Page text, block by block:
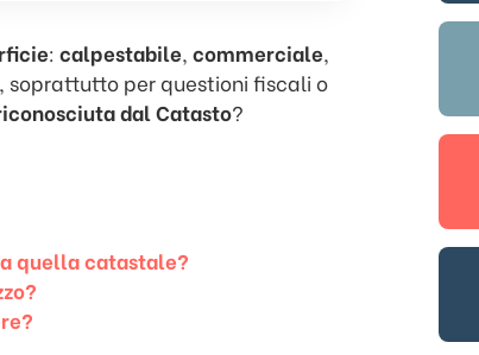
: calpestabile, commerciale,
soprattutto per questioni fiscali o
dal Catasto?
quella catastale?